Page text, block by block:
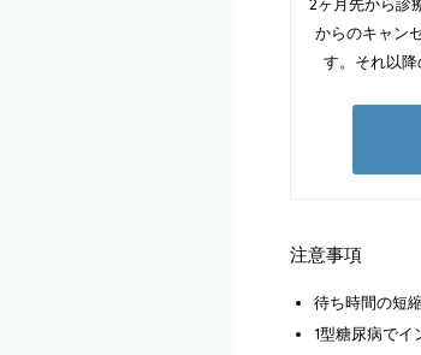
からのキャン
す。それ以降
注意事項
待ち時間の短
1型糖尿病でイ